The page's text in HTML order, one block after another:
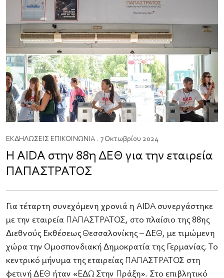
ΕΚΔΗΛΩΣΕΙΣ ΕΠΙΚΟΙΝΩΝΙΑ . 7 Οκτωβρίου 2024
Η AIDA στην 88η ΔΕΘ για την εταιρεία
ΠΑΠΑΣΤΡΑΤΟΣ
Για τέταρτη συνεχόμενη χρονιά η AIDA συνεργάστηκε
με την εταιρεία ΠΑΠΑΣΤΡΑΤΟΣ, στο πλαίσιο της 88ης
Διεθνούς Εκθέσεως Θεσσαλονίκης – ΔΕΘ, με τιμώμενη
χώρα την Ομοσπονδιακή Δημοκρατία της Γερμανίας. Το
κεντρικό μήνυμα της εταιρείας ΠΑΠΑΣΤΡΑΤΟΣ στη
φετινή ΔΕΘ ήταν «ΕΔΩ Στην Πράξη». Στο επιβλητικό